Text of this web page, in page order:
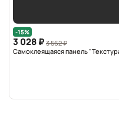
-15%
3 028 ₽ 3 562 ₽
Самоклеящаяся панель